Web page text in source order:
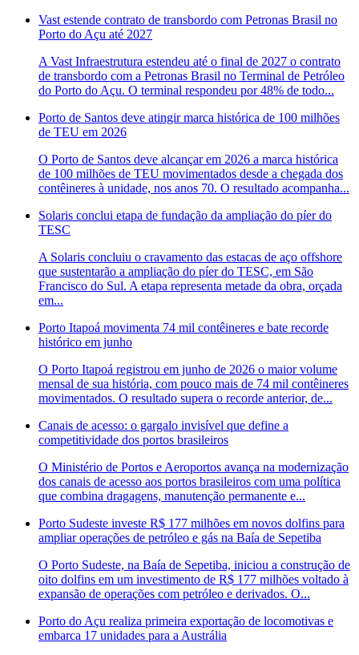
Vast estende contrato de transbordo com Petronas Brasil no
Porto do Açu até 2027
A Vast Infraestrutura estendeu até o final de 2027 o contrato
de transbordo com a Petronas Brasil no Terminal de Petróleo
do Porto do Açu. O terminal respondeu por 48% de todo...
Porto de Santos deve atingir marca histórica de 100 milhões
de TEU em 2026
O Porto de Santos deve alcançar em 2026 a marca histórica
de 100 milhões de TEU movimentados desde a chegada dos
contêineres à unidade, nos anos 70. O resultado acompanha...
Solaris conclui etapa de fundação da ampliação do píer do
TESC
A Solaris concluiu o cravamento das estacas de aço offshore
que sustentarão a ampliação do píer do TESC, em São
Francisco do Sul. A etapa representa metade da obra, orçada
em...
Porto Itapoá movimenta 74 mil contêineres e bate recorde
histórico em junho
O Porto Itapoá registrou em junho de 2026 o maior volume
mensal de sua história, com pouco mais de 74 mil contêineres
movimentados. O resultado supera o recorde anterior, de...
Canais de acesso: o gargalo invisível que define a
competitividade dos portos brasileiros
O Ministério de Portos e Aeroportos avança na modernização
dos canais de acesso aos portos brasileiros com uma política
que combina dragagens, manutenção permanente e...
Porto Sudeste investe R$ 177 milhões em novos dolfins para
ampliar operações de petróleo e gás na Baía de Sepetiba
O Porto Sudeste, na Baía de Sepetiba, iniciou a construção de
oito dolfins em um investimento de R$ 177 milhões voltado à
expansão de operações com petróleo e derivados. O...
Porto do Açu realiza primeira exportação de locomotivas e
embarca 17 unidades para a Austrália